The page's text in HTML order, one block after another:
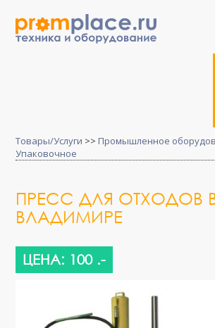
Товары/Услуги >> Промышленное
Упаковочное
ПРЕСС ДЛЯ ОТХОДОВ
ВЛАДИМИРЕ
ЦЕНА: 100 .-